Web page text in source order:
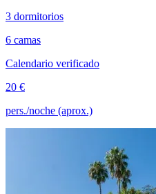
3 dormitorios
6 camas
Calendario verificado
20 €
pers./noche (aprox.)